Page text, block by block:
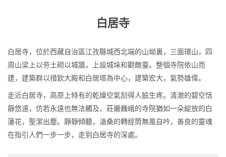
白居寺
白居寺，位於西藏自治區江孜縣城西北端的山坳裏，三面環山，四
周山梁上以夯土砌以城牆，上設城垛和觀敵臺。整個寺院依山而
建，建築群以措欽大殿和白居塔為中心，建築宏大，氣勢雄偉。
走近白居寺，高原上特有的乾燥空氣刮得人臉生疼。清澈的碧空恬
靜悠遠，仿若永遠也無法觸及，莊嚴巍峨的寺院猶如一朵綻放的白
蓮花，聖潔出塵。靜靜傾聽，滄桑的轉經筒無風自吟，善良的靈魂
在指引人們一步一步，走到白居寺的深處。